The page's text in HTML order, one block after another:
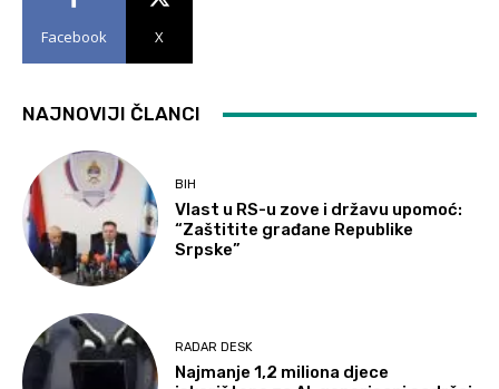
Facebook X
NAJNOVIJI ČLANCI
BIH
Vlast u RS-u zove i državu upomoć:
“Zaštitite građane Republike
Srpske”
RADAR DESK
Najmanje 1,2 miliona djece